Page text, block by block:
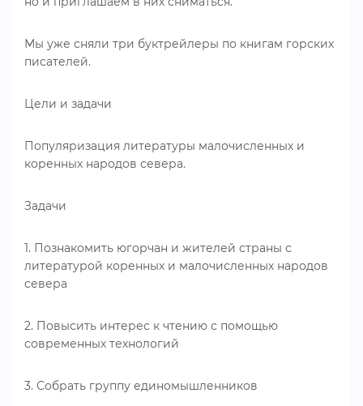
Мы уже сняли три буктрейлеры по книгам горских
писателей.
Цели и задачи
Популяризация литературы малочисленных и
коренных народов севера.
Задачи
1. Познакомить югорчан и жителей страны с
литературой коренных и малочисленных народов
севера
2. Повысить интерес к чтению с помощью
современных технологий
3. Собрать группу единомышленников